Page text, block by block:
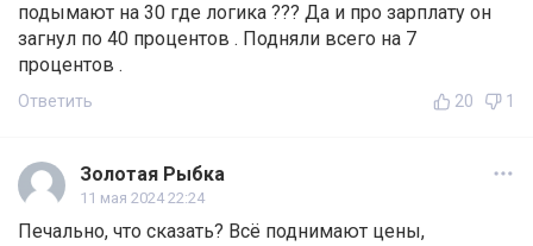
подымают на 30 где логика ??? Да и про зарплату он
загнул по 40 процентов . Подняли всего на 7
процентов .
Ответить 20 1
Золотая Рыбка
11 мая 2024 22:24
Печально, что сказать? Всё поднимают цены,